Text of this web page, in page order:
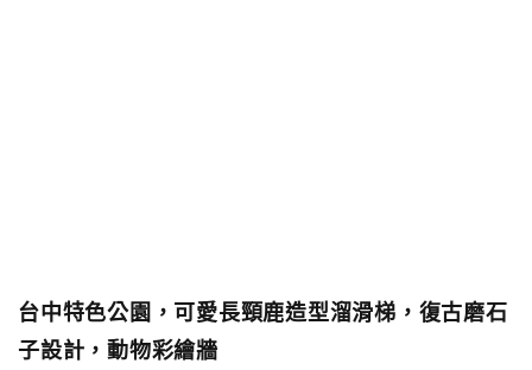
台中特色公園，可愛長頸鹿造型溜滑梯，復古磨石
子設計，動物彩繪牆